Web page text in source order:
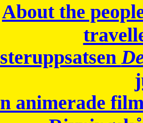
About the
animerade